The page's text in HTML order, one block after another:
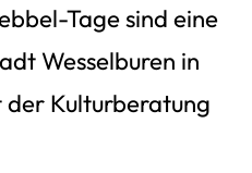
Tage sind eine
Wesselburen in
Kulturberatung